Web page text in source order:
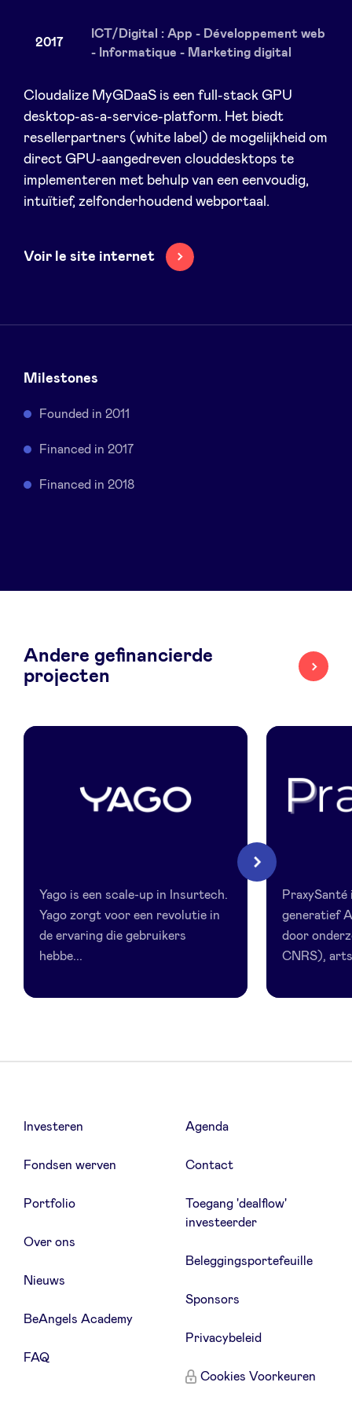
Voordelen
BeAngels Academy
NXT Brussels - Investeerders groep
Privacy Policy
nl fr
2017
ICT/Digital : App - Développement web
- Informatique - Marketing digital
Cloudalize MyGDaaS is een full-stack GPU
desktop-as-a-service-platform. Het biedt
resellerpartners (white label) de mogelijkheid om
direct GPU-aangedreven clouddesktops te
implementeren met behulp van een eenvoudig,
intuïtief, zelfonderhoudend webportaal.
Voir le site internet
Milestones
Founded in 2011
Financed in 2017
Financed in 2018
Andere gefinancierde
projecten
Yago is een scale-up in Insurtech.
Yago zorgt voor een revolutie in
de ervaring die gebruikers
hebbe...
PraxySanté
generatief
door
CNRS),
Volgende
Investeren
Fondsen werven
Portfolio
Over ons
Nieuws
BeAngels Academy
FAQ
Agenda
Contact
Toegang 'dealflow'
investeerder
Beleggingsportefeuille
Sponsors
Privacybeleid
Cookies Voorkeuren